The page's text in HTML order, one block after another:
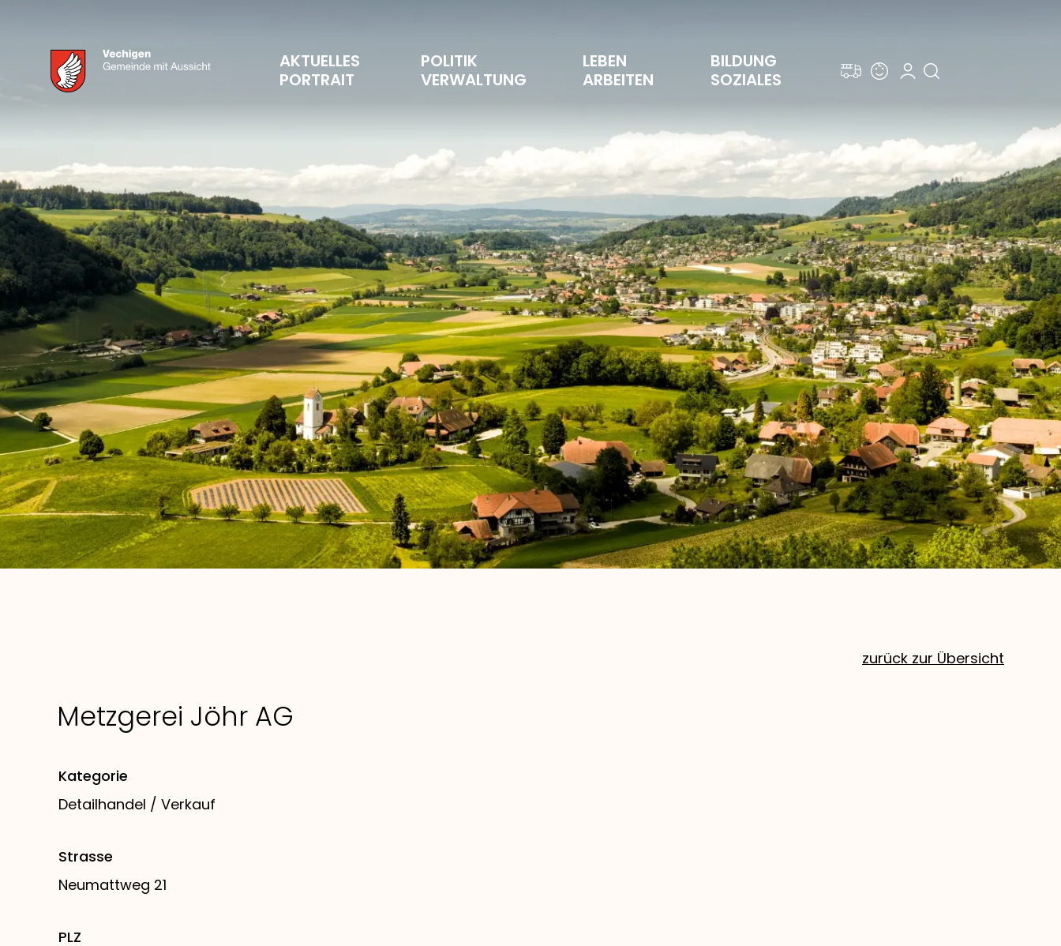
AKTUELLES
PORTRAIT
POLITIK
VERWALTUNG
LEBEN
ARBEITEN
BILDUNG
SOZIALES
zurück zur Übersicht
Metzgerei Jöhr AG
Kategorie
Detailhandel / Verkauf
Strasse
Neumattweg 21
PLZ